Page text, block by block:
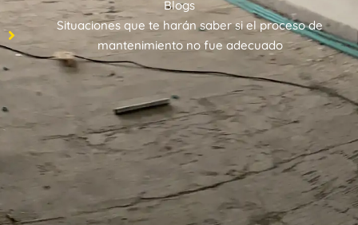
Blogs
Situaciones que te harán saber si el proceso de
mantenimiento no fue adecuado